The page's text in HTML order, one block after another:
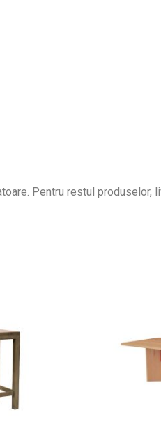
Pentru restul produselor,